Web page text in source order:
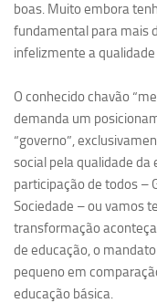
Direito e
Grupo de
Grupos de
Ano Sabático
Daniel
Programas
boas. Muito embora
fundamental para mais
infelizmente a
O conhecido chavão
demanda um
“governo”,
social pela qualidade
participação de todos –
Sociedade – ou vamos
transformação
de educação, o
pequeno em
educação básica.